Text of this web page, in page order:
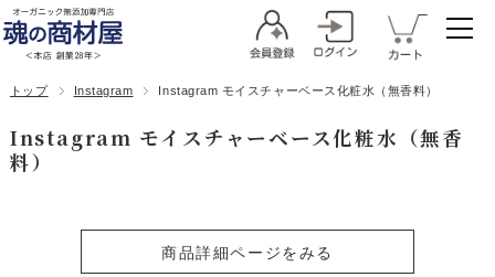
トップ Instagram Instagram モイスチャーベース化粧水（無香料）
Instagram モイスチャーベース化粧水（無香
料）
商品詳細ページをみる